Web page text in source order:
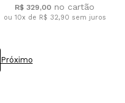
R$ 329,00
ou 10x de R$ 32,90 sem juros
Próximo